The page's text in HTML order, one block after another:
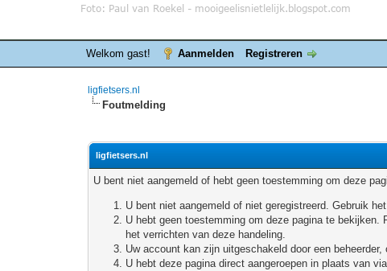
Welkom gast! Aanmelden Registreren
ligfietsers.nl
Foutmelding
ligfietsers.nl
U bent niet aangemeld of hebt geen toestemming om deze
U bent niet aangemeld of niet geregistreerd. Gebruik
U hebt geen toestemming om deze pagina te
het verrichten van deze handeling.
Uw account kan zijn uitgeschakeld door een
U hebt deze pagina direct aangeroepen in plaats van